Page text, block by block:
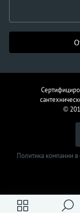
©
Политика компании